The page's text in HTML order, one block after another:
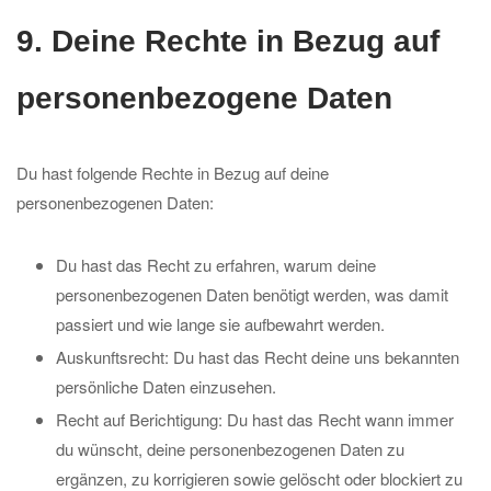
9. Deine Rechte in Bezug auf
personenbezogene Daten
Du hast folgende Rechte in Bezug auf deine
personenbezogenen Daten:
Du hast das Recht zu erfahren, warum deine
personenbezogenen Daten benötigt werden, was damit
passiert und wie lange sie aufbewahrt werden.
Auskunftsrecht: Du hast das Recht deine uns bekannten
persönliche Daten einzusehen.
Recht auf Berichtigung: Du hast das Recht wann immer
du wünscht, deine personenbezogenen Daten zu
ergänzen, zu korrigieren sowie gelöscht oder blockiert zu